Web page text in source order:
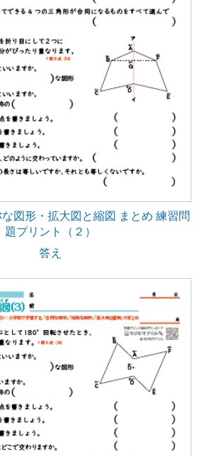
図形・拡大図と縮図 まとめ 練習問
題プリント（２）
答え